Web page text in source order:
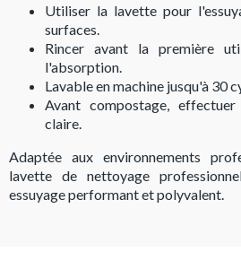
Utiliser la lavette pour
surfaces.
Rincer avant la première
l'absorption.
Lavable en machine jusqu'à 30
Avant compostage,
claire.
Adaptée aux environnements
lavette de nettoyage
essuyage performant et polyvalent.